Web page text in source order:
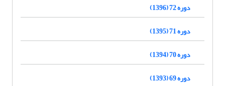
دوره 72 (1396)
دوره 71 (1395)
دوره 70 (1394)
دوره 69 (1393)